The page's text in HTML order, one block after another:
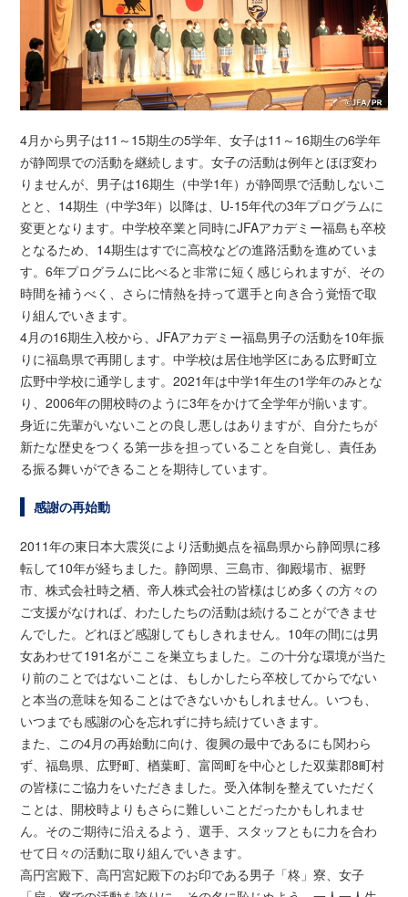
4月から男子は11～15期生の5学年、女子は11～16期生の6学年
が静岡県での活動を継続します。女子の活動は例年とほぼ変わ
りませんが、男子は16期生（中学1年）が静岡県で活動しないこ
とと、14期生（中学3年）以降は、U-15年代の3年プログラムに
変更となります。中学校卒業と同時にJFAアカデミー福島も卒校
となるため、14期生はすでに高校などの進路活動を進めていま
す。6年プログラムに比べると非常に短く感じられますが、その
時間を補うべく、さらに情熱を持って選手と向き合う覚悟で取
り組んでいきます。
4月の16期生入校から、JFAアカデミー福島男子の活動を10年振
りに福島県で再開します。中学校は居住地学区にある広野町立
広野中学校に通学します。2021年は中学1年生の1学年のみとな
り、2006年の開校時のように3年をかけて全学年が揃います。
身近に先輩がいないことの良し悪しはありますが、自分たちが
新たな歴史をつくる第一歩を担っていることを自覚し、責任あ
る振る舞いができることを期待しています。
感謝の再始動
2011年の東日本大震災により活動拠点を福島県から静岡県に移
転して10年が経ちました。静岡県、三島市、御殿場市、裾野
市、株式会社時之栖、帝人株式会社の皆様はじめ多くの方々の
ご支援がなければ、わたしたちの活動は続けることができませ
んでした。どれほど感謝してもしきれません。10年の間には男
女あわせて191名がここを巣立ちました。この十分な環境が当た
り前のことではないことは、もしかしたら卒校してからでない
と本当の意味を知ることはできないかもしれません。いつも、
いつまでも感謝の心を忘れずに持ち続けていきます。
また、この4月の再始動に向け、復興の最中であるにも関わら
ず、福島県、広野町、楢葉町、富岡町を中心とした双葉郡8町村
の皆様にご協力をいただきました。受入体制を整えていただく
ことは、開校時よりもさらに難しいことだったかもしれませ
ん。そのご期待に沿えるよう、選手、スタッフともに力を合わ
せて日々の活動に取り組んでいきます。
高円宮殿下、高円宮妃殿下のお印である男子「柊」寮、女子